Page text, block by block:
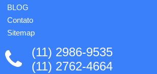
BLOG
Contato
Sitemap
(11) 2986-9535
(11) 2762-4664